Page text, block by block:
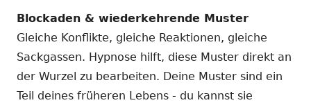
Blockaden & wiederkehrende Muster
Gleiche Konflikte, gleiche Reaktionen, gleiche
Sackgassen. Hypnose hilft, diese Muster direkt an
der Wurzel zu bearbeiten. Deine Muster sind ein
Teil deines früheren Lebens - du kannst sie